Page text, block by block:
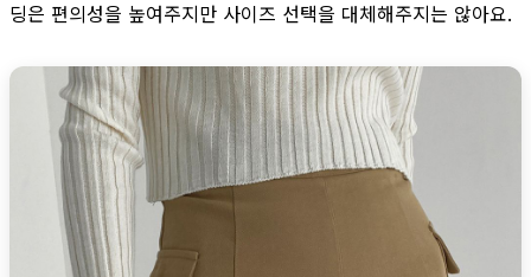
딩은 편의성을 높여주지만 사이즈 선택을 대체해주지는 않아요.